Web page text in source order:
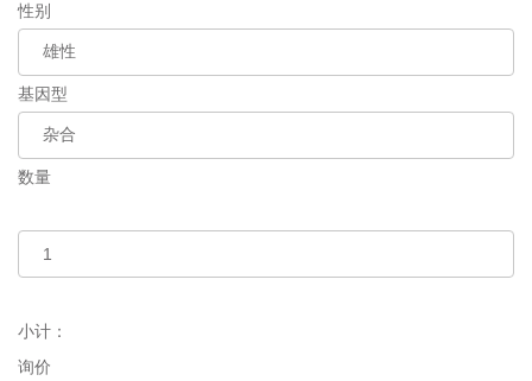
性别
基因型
数量
小计：
询价